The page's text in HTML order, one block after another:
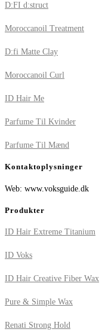
D:FI d:struct
Moroccanoil Treatment
D:fi Matte Clay
Moroccanoil Curl
ID Hair Me
Parfume Til Kvinder
Parfume Til Mænd
Kontaktoplysninger
Web: www.voksguide.dk
Produkter
ID Hair Extreme Titanium
ID Voks
ID Hair Creative Fiber Wax
Pure & Simple Wax
Renati Strong Hold